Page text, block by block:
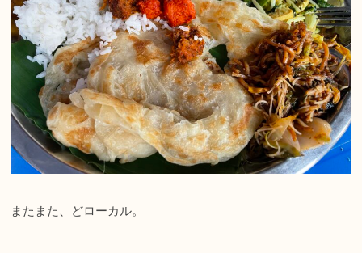
またまた、どローカル。